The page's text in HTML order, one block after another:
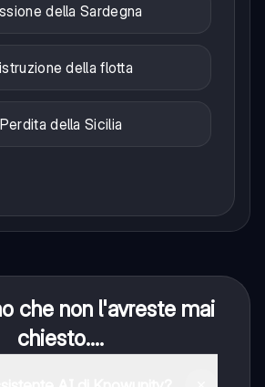
della Sardegna
della flotta
Perdita della Sicilia
che non l'avreste mai
chiesto....